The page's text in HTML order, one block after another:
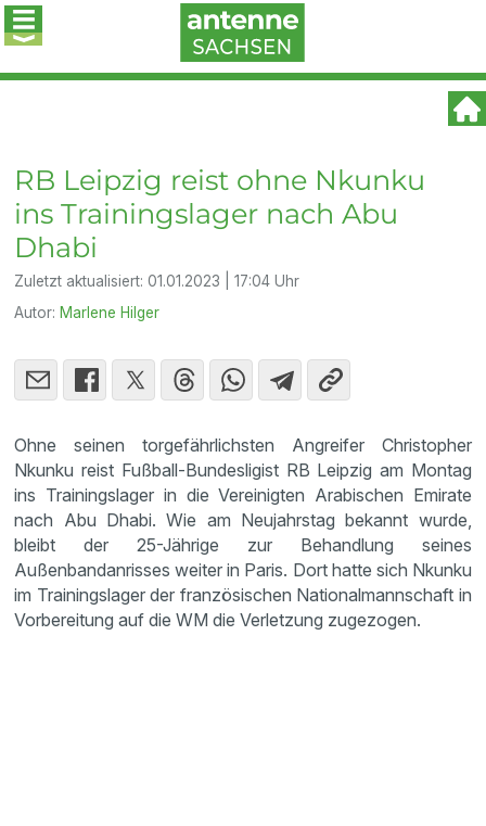
RB Leipzig reist ohne Nkunku
ins Trainingslager nach Abu
Dhabi
Zuletzt aktualisiert:01.01.2023 | 17:04 Uhr
Autor: Marlene Hilger
Ohne seinen torgefährlichsten Angreifer Christopher
Nkunku reist Fußball-Bundesligist RB Leipzig am Montag
ins Trainingslager in die Vereinigten Arabischen Emirate
nach Abu Dhabi. Wie am Neujahrstag bekannt wurde,
bleibt der 25-Jährige zur Behandlung seines
Außenbandanrisses weiter in Paris. Dort hatte sich Nkunku
im Trainingslager der französischen Nationalmannschaft in
Vorbereitung auf die WM die Verletzung zugezogen.